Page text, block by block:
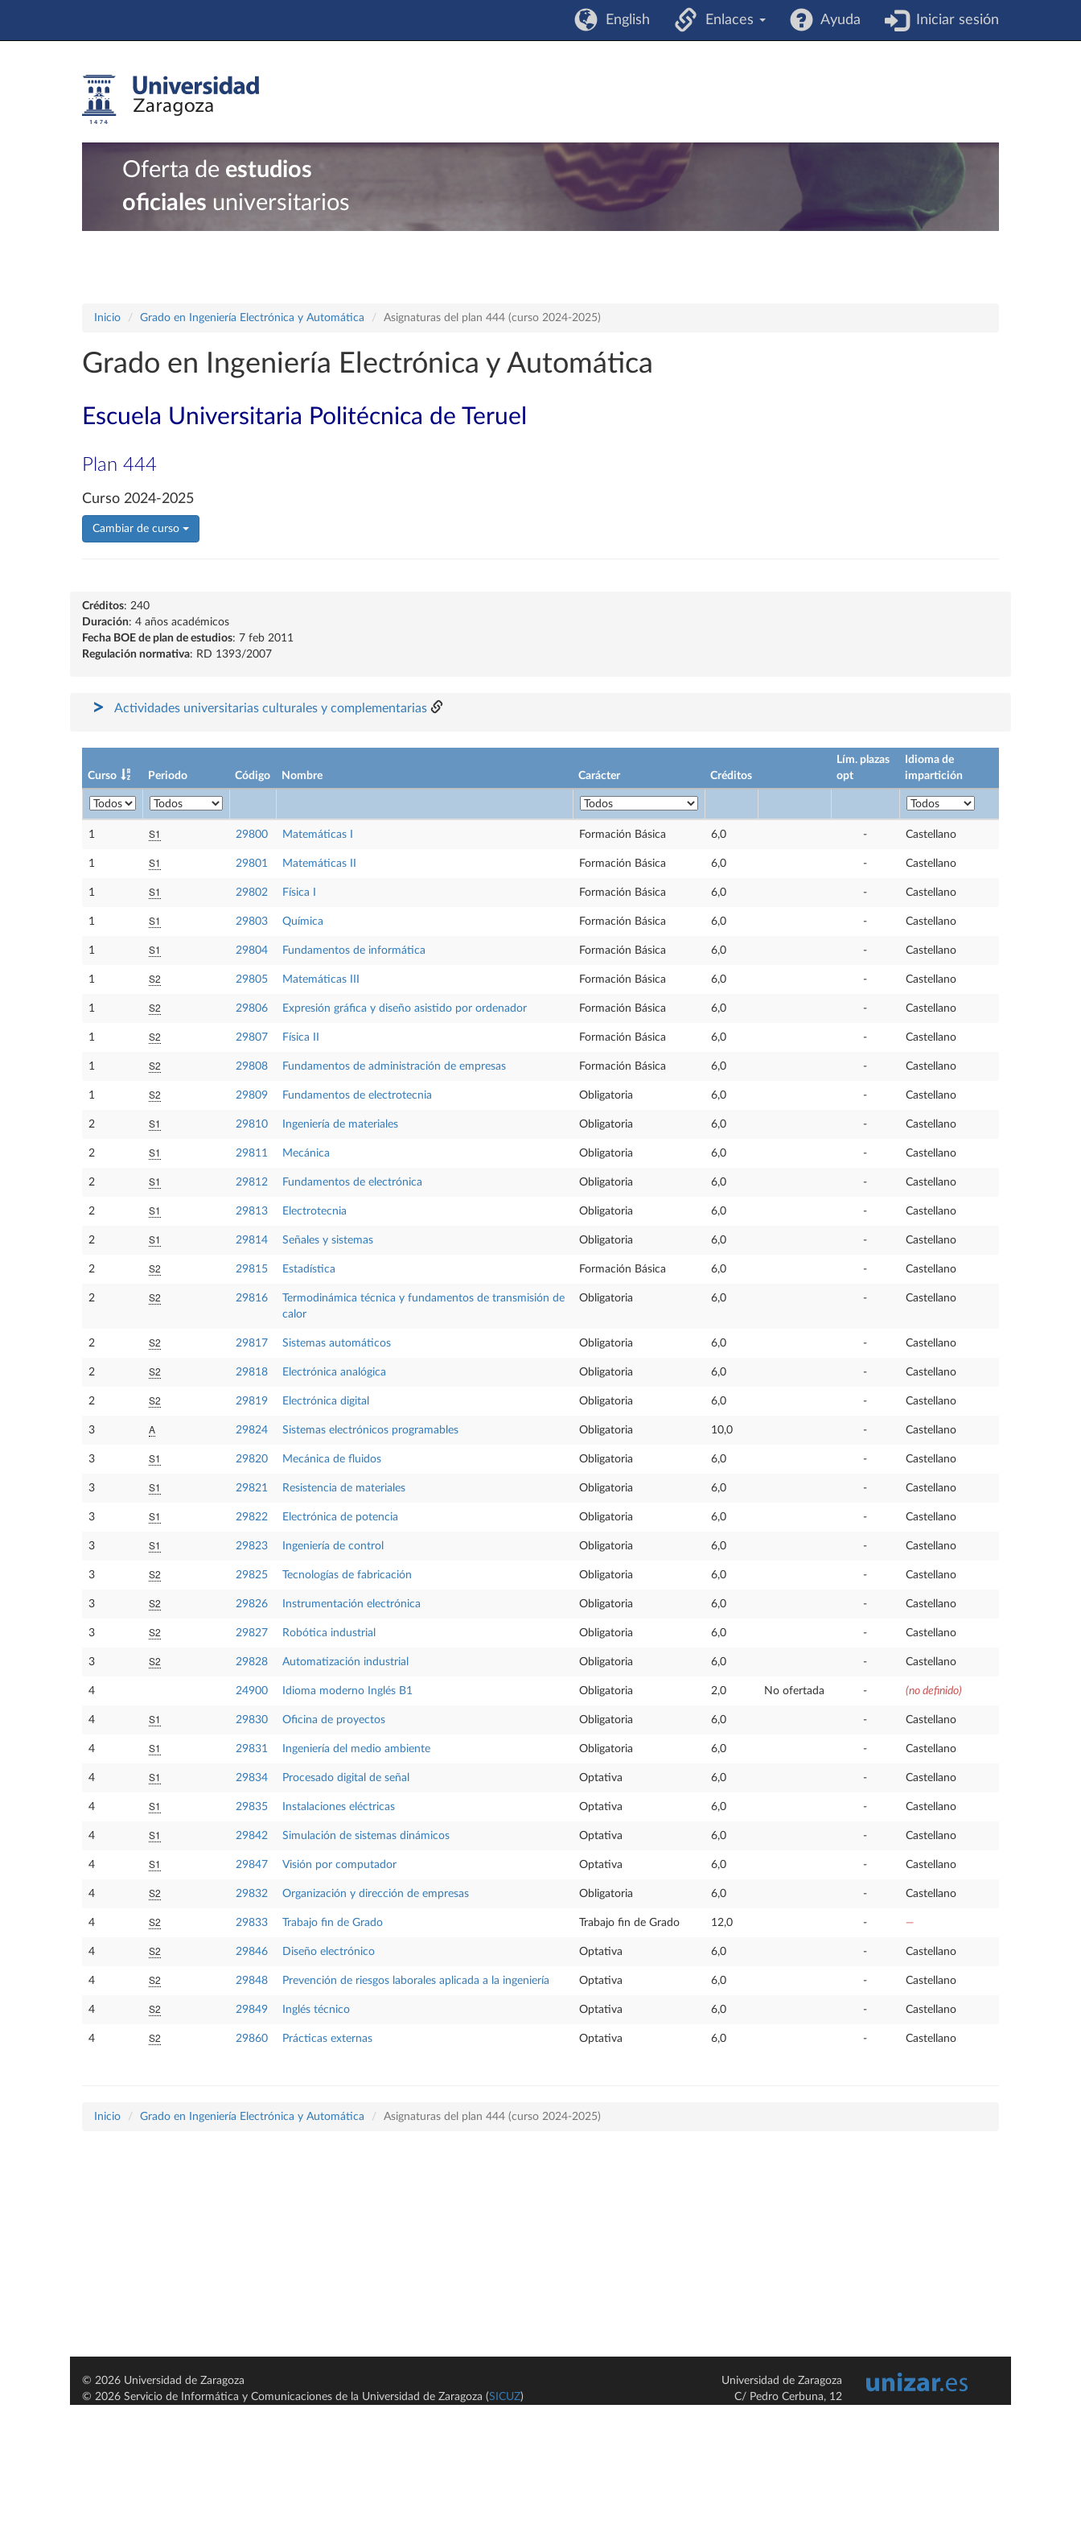
English Enlaces Ayuda Iniciar sesión
Oferta de estudios
oficiales universitarios
Inicio Grado en Ingeniería Electrónica y Automática Asignaturas del plan 444 (curso 2024-2025)
Grado en Ingeniería Electrónica y Automática
Escuela Universitaria Politécnica de Teruel
Plan 444
Curso 2024-2025
Cambiar de curso
Créditos: 240
Duración: 4 años académicos
Fecha BOE de plan de estudios: 7 feb 2011
Regulación normativa: RD 1393/2007
Actividades universitarias culturales y complementarias
Curso Periodo Código Nombre Carácter Créditos
Lím. plazas
opt
Idioma de
impartición
1 S1 29800 Matemáticas I Formación Básica 6,0 - Castellano
1 S1 29801 Matemáticas II Formación Básica 6,0 - Castellano
1 S1 29802 Física I Formación Básica 6,0 - Castellano
1 S1 29803 Química Formación Básica 6,0 - Castellano
1 S1 29804 Fundamentos de informática Formación Básica 6,0 - Castellano
1 S2 29805 Matemáticas III Formación Básica 6,0 - Castellano
1 S2 29806 Expresión gráfica y diseño asistido por ordenador Formación Básica 6,0 - Castellano
1 S2 29807 Física II Formación Básica 6,0 - Castellano
1 S2 29808 Fundamentos de administración de empresas Formación Básica 6,0 - Castellano
1 S2 29809 Fundamentos de electrotecnia Obligatoria 6,0 - Castellano
2 S1 29810 Ingeniería de materiales Obligatoria 6,0 - Castellano
2 S1 29811 Mecánica Obligatoria 6,0 - Castellano
2 S1 29812 Fundamentos de electrónica Obligatoria 6,0 - Castellano
2 S1 29813 Electrotecnia Obligatoria 6,0 - Castellano
2 S1 29814 Señales y sistemas Obligatoria 6,0 - Castellano
2 S2 29815 Estadística Formación Básica 6,0 - Castellano
2 S2 29816
Termodinámica técnica y fundamentos de transmisión de
calor
Obligatoria 6,0 - Castellano
2 S2 29817 Sistemas automáticos Obligatoria 6,0 - Castellano
2 S2 29818 Electrónica analógica Obligatoria 6,0 - Castellano
2 S2 29819 Electrónica digital Obligatoria 6,0 - Castellano
3 A 29824 Sistemas electrónicos programables Obligatoria 10,0 - Castellano
3 S1 29820 Mecánica de fluidos Obligatoria 6,0 - Castellano
3 S1 29821 Resistencia de materiales Obligatoria 6,0 - Castellano
3 S1 29822 Electrónica de potencia Obligatoria 6,0 - Castellano
3 S1 29823 Ingeniería de control Obligatoria 6,0 - Castellano
3 S2 29825 Tecnologías de fabricación Obligatoria 6,0 - Castellano
3 S2 29826 Instrumentación electrónica Obligatoria 6,0 - Castellano
3 S2 29827 Robótica industrial Obligatoria 6,0 - Castellano
3 S2 29828 Automatización industrial Obligatoria 6,0 - Castellano
4 24900 Idioma moderno Inglés B1 Obligatoria 2,0 No ofertada - (no definido)
4 S1 29830 Oficina de proyectos Obligatoria 6,0 - Castellano
4 S1 29831 Ingeniería del medio ambiente Obligatoria 6,0 - Castellano
4 S1 29834 Procesado digital de señal Optativa 6,0 - Castellano
4 S1 29835 Instalaciones eléctricas Optativa 6,0 - Castellano
4 S1 29842 Simulación de sistemas dinámicos Optativa 6,0 - Castellano
4 S1 29847 Visión por computador Optativa 6,0 - Castellano
4 S2 29832 Organización y dirección de empresas Obligatoria 6,0 - Castellano
4 S2 29833 Trabajo fin de Grado Trabajo fin de Grado 12,0 - —
4 S2 29846 Diseño electrónico Optativa 6,0 - Castellano
4 S2 29848 Prevención de riesgos laborales aplicada a la ingeniería Optativa 6,0 - Castellano
4 S2 29849 Inglés técnico Optativa 6,0 - Castellano
4 S2 29860 Prácticas externas Optativa 6,0 - Castellano
Inicio Grado en Ingeniería Electrónica y Automática Asignaturas del plan 444 (curso 2024-2025)
© 2026 Universidad de Zaragoza
© 2026 Servicio de Informática y Comunicaciones de la Universidad de Zaragoza (SICUZ)
Universidad de Zaragoza
C/ Pedro Cerbuna, 12